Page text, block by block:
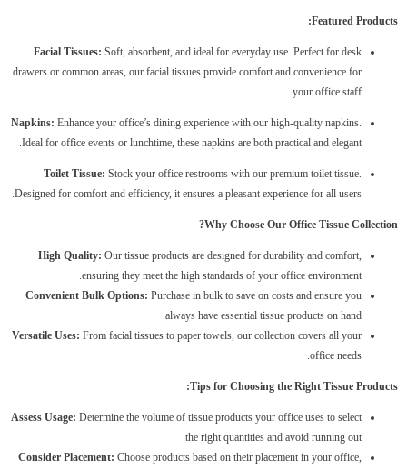
Featured Products:
Facial Tissues: Soft, absorbent, and ideal for everyday use. Perfect for desk
drawers or common areas, our facial tissues provide comfort and convenience for
your office staff.
Napkins: Enhance your office’s dining experience with our high-quality napkins.
Ideal for office events or lunchtime, these napkins are both practical and elegant.
Toilet Tissue: Stock your office restrooms with our premium toilet tissue.
Designed for comfort and efficiency, it ensures a pleasant experience for all users.
Why Choose Our Office Tissue Collection?
High Quality: Our tissue products are designed for durability and comfort,
ensuring they meet the high standards of your office environment.
Convenient Bulk Options: Purchase in bulk to save on costs and ensure you
always have essential tissue products on hand.
Versatile Uses: From facial tissues to paper towels, our collection covers all your
office needs.
Tips for Choosing the Right Tissue Products:
Assess Usage: Determine the volume of tissue products your office uses to select
the right quantities and avoid running out.
Consider Placement: Choose products based on their placement in your office,